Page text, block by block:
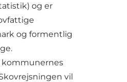
og er
og formentlig
vil